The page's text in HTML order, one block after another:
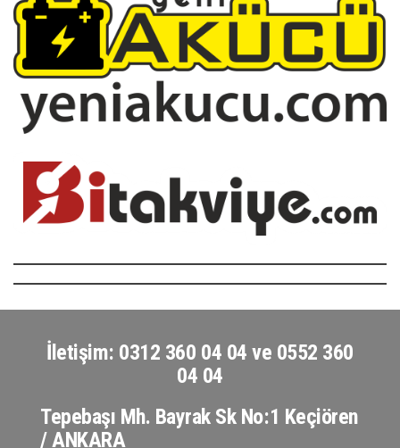
İletişim: 0312 360 04 04 ve 0552 360
04 04
Tepebaşı Mh. Bayrak Sk No:1 Keçiören
/ ANKARA